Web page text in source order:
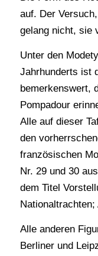
auf. Der
gelang nicht, sie
Unter den
Jahrhunderts ist
bemerkenswert,
Pompadour
Alle auf dieser
den
französischen
Nr. 29 und 30
dem Titel
Nationaltrachten;
Alle anderen
Berliner und